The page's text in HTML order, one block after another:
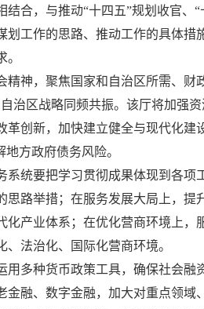
合，与推动“十四五”规划收官、
工作的思路、推动工作的具体
神，聚焦国家和自治区所需、财
治区战略同频共振。该厅将加强
创新，加快建立健全与现代化建
方政府债务风险。
统要把学习贯彻成果体现到各
路举措；在服务发展大局上，提
产业体系；在优化营商环境上，
法治化、国际化营商环境。
多种货币政策工具，确保社会
融、数字金融，加大对重点领